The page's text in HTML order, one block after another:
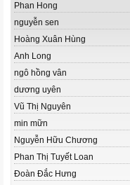
Phan Hong
nguyễn sen
Hoàng Xuân Hùng
Anh Long
ngô hồng vân
dương uyên
Vũ Thị Nguyên
min mữn
Nguyễn Hữu Chương
Phan Thị Tuyết Loan
Đoàn Đắc Hưng